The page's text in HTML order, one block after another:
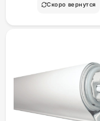
Скоро вернутся